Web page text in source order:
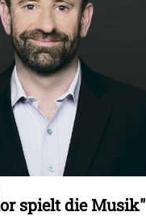
spielt die Musik"